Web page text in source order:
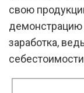
свою
демонстрацию
заработка,